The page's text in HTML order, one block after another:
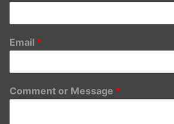
Email *
Comment or Message *